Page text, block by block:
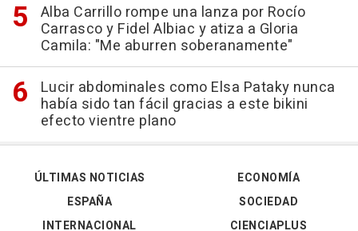
Alba Carrillo rompe una lanza por Rocío
Carrasco y Fidel Albiac y atiza a Gloria
Camila: "Me aburren soberanamente"
Lucir abdominales como Elsa Pataky nunca
había sido tan fácil gracias a este bikini
efecto vientre plano
ÚLTIMAS NOTICIAS
ESPAÑA
INTERNACIONAL
ECONOMÍA
SOCIEDAD
CIENCIAPLUS